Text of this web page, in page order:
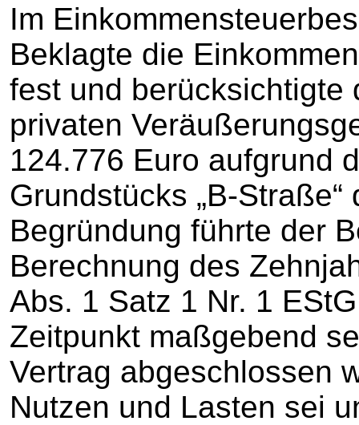
Im
Beklagte die
fest und berücksichtigte
privaten
124.776 Euro aufgrund
Grundstücks „B-
Begründung führte der
Berechnung des
Abs. 1 Satz 1 Nr. 1
Zeitpunkt maßgebend
Vertrag abgeschlossen
Nutzen und Lasten sei